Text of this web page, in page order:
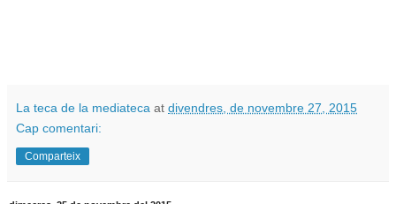
La teca de la mediateca at divendres, de novembre 27, 2015
Cap comentari:
Comparteix